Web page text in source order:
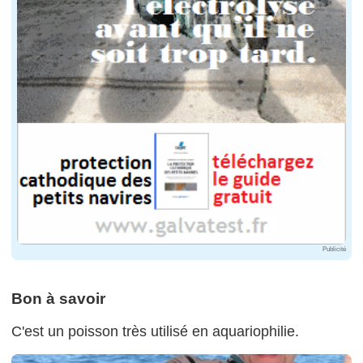
Publicité
Bon à savoir
C'est un poisson très utilisé en aquariophilie.